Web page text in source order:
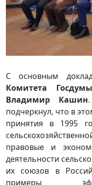
С основным
Комитета
Владимир Кашин
подчеркнул, что в
принятия в 1995
правовые и
деятельности
их союзов в
примеры